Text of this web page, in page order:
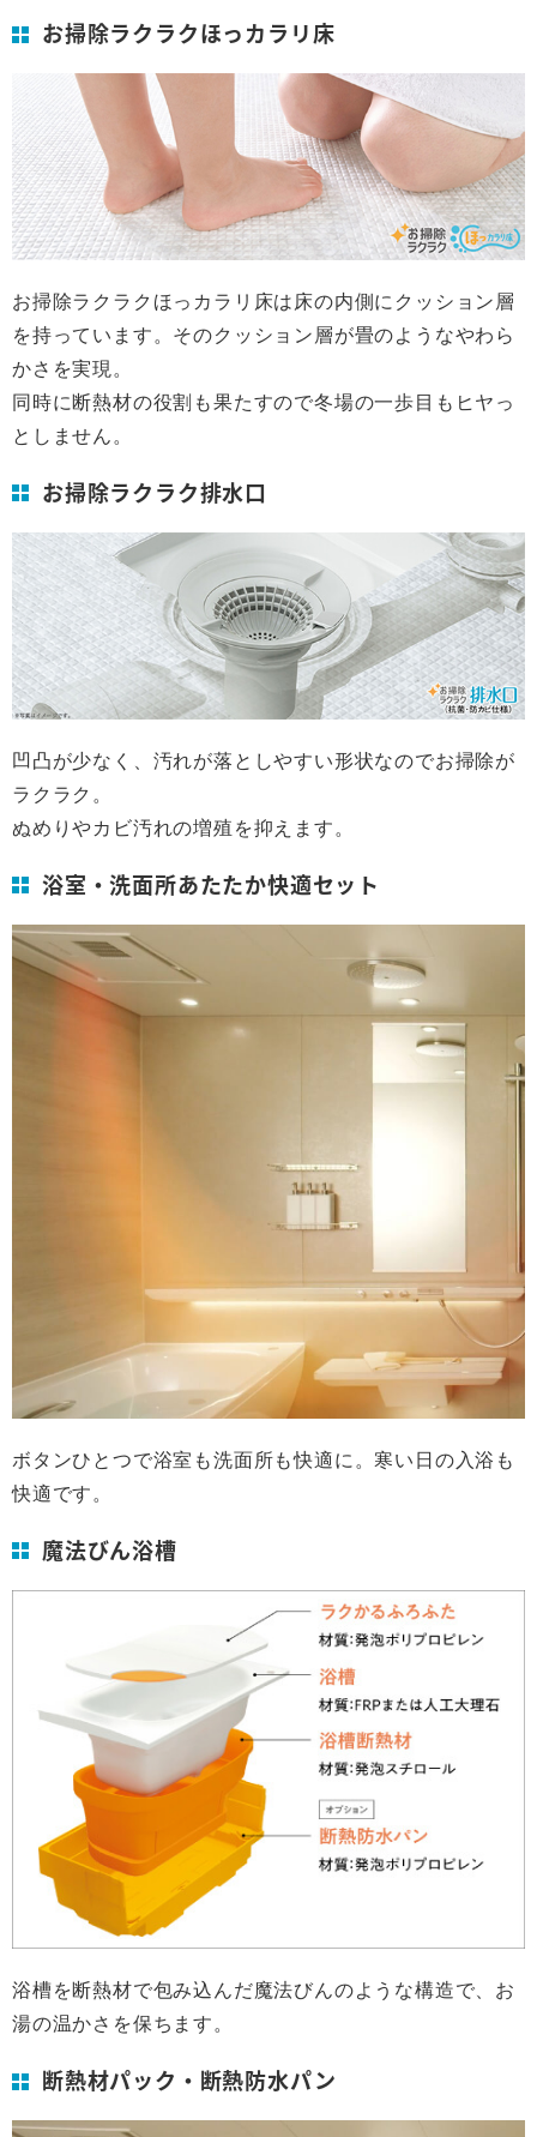
お掃除ラクラクほっカラリ床
お掃除ラクラクほっカラリ床は床の内側にクッション層
を持っています。そのクッション層が畳のようなやわら
かさを実現。
同時に断熱材の役割も果たすので冬場の一歩目もヒヤっ
としません。
お掃除ラクラク排水口
凹凸が少なく、汚れが落としやすい形状なのでお掃除が
ラクラク。
ぬめりやカビ汚れの増殖を抑えます。
浴室・洗面所あたたか快適セット
ボタンひとつで浴室も洗面所も快適に。寒い日の入浴も
快適です。
魔法びん浴槽
浴槽を断熱材で包み込んだ魔法びんのような構造で、お
湯の温かさを保ちます。
断熱材パック・断熱防水パン